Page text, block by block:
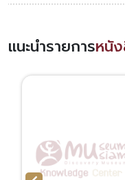
แนะนำรายการหนั